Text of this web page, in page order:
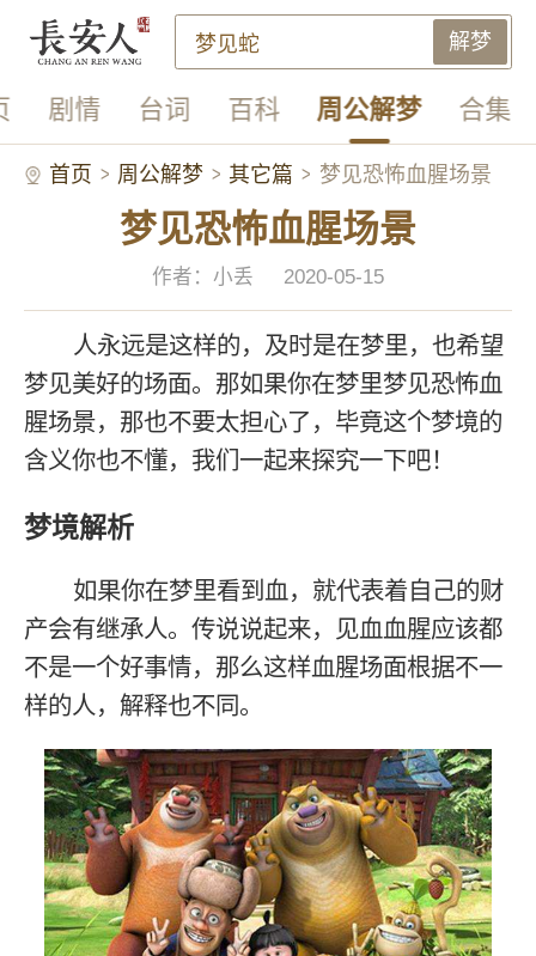
解梦
剧情 台词 百科 周公解梦 合集
首页 周公解梦 其它篇 梦见恐怖血腥场景
梦见恐怖血腥场景
作者：小丢 2020-05-15
人永远是这样的，及时是在梦里，也希望
梦见美好的场面。那如果你在梦里梦见恐怖血
腥场景，那也不要太担心了，毕竟这个梦境的
含义你也不懂，我们一起来探究一下吧！
梦境解析
如果你在梦里看到血，就代表着自己的财
产会有继承人。传说说起来，见血血腥应该都
不是一个好事情，那么这样血腥场面根据不一
样的人，解释也不同。